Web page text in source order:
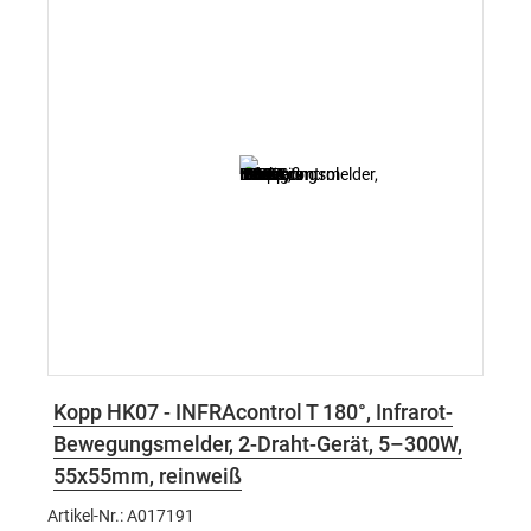
Kopp HK07 - INFRAcontrol T 180°, Infrarot-
Bewegungsmelder, 2-Draht-Gerät, 5–300W,
55x55mm, reinweiß
Artikel-Nr.: A017191